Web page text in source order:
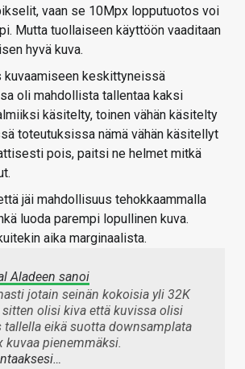
vaan se 10Mpx lopputuotos voi
Mutta tuollaiseen käyttöön vaaditaan
hyvä kuva.
kuvaamiseen keskittyneissä
oli mahdollista tallentaa kaksi
käsitelty, toinen vähän käsitelty
toteutuksissa nämä vähän käsitellyt
pois, paitsi ne helmet mitkä
jäi mahdollisuus tehokkaammalla
luoda parempi lopullinen kuva.
aika marginaalista.
Aladeen sanoi
jotain seinän kokoisia yli 32K
olisi kiva että kuvissa olisi
tallella eikä suotta downsamplata
kuvaa pienemmäksi.